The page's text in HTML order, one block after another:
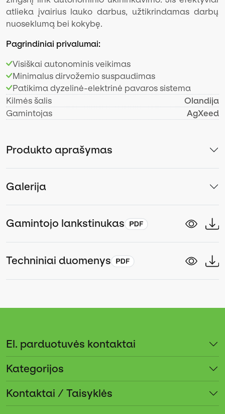
atlieka įvairius lauko darbus, užtikrindamas darbų
nuoseklumą bei kokybę.
Pagrindiniai privalumai:
Visiškai autonominis veikimas
Minimalus dirvožemio suspaudimas
Patikima dyzelinė-elektrinė pavaros sistema
Kilmės šalis
Olandija
Gamintojas
AgXeed
Produkto aprašymas
Galerija
Gamintojo lankstinukas
Techniniai duomenys
El. parduotuvės kontaktai
Kategorijos
Kontaktai / Taisyklės